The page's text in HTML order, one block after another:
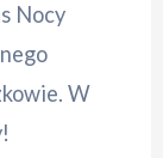
Nocy
W